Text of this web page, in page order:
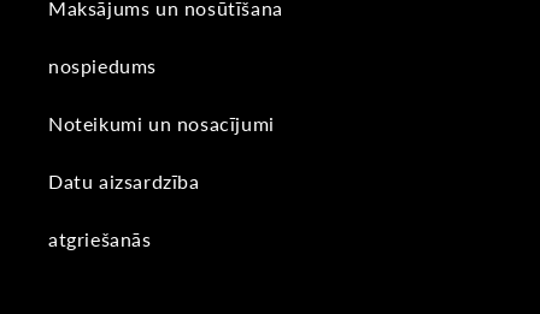
Maksājums un nosūtīšana
nospiedums
Noteikumi un nosacījumi
Datu aizsardzība
atgriešanās